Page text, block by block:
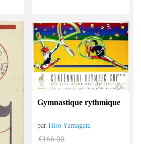
Gymnastique rythmique
parHiro Yamagata
€166.00